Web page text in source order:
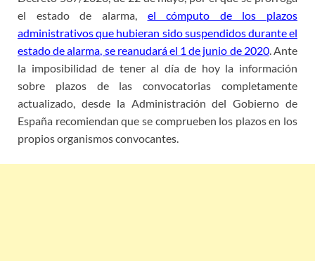
el estado de alarma, el cómputo de los plazos
administrativos que hubieran sido suspendidos durante el
estado de alarma, se reanudará el 1 de junio de 2020. Ante
la imposibilidad de tener al día de hoy la información
sobre plazos de las convocatorias completamente
actualizado, desde la Administración del Gobierno de
España recomiendan que se comprueben los plazos en los
propios organismos convocantes.